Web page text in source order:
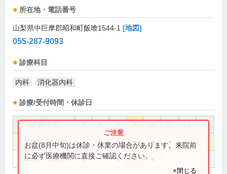
所在地・電話番号
山梨県中巨摩郡昭和町飯喰1544-1 [地図]
055-287-9093
診療科目
内科 消化器内科
診療/受付時間・休診日
祝
9:00～12:00 ● ● ● ● ●
14:30～18:00 ● ● ●
お盆(8月中旬)は休診・休業の場合があります。来院前
に必ず医療機関に直接ご確認ください。
×閉じる